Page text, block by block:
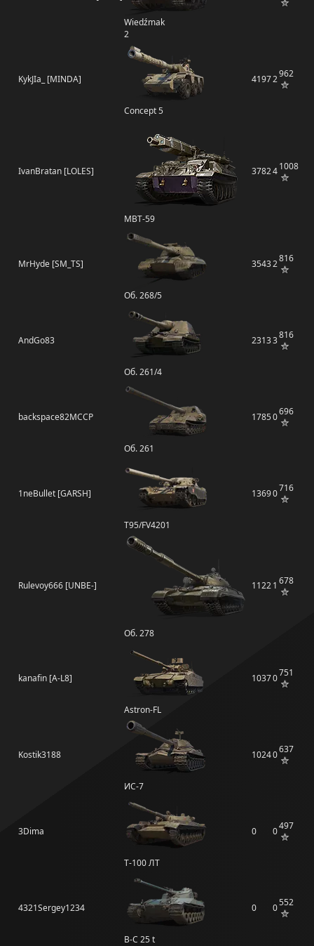
Wiedźmak
2
KykJIa_ [MINDA]
Concept 5
41972962
IvanBratan [LOLES]
MBT-59
378241008
MrHyde [SM_TS]
Об. 268/5
35432816
AndGo83
Об. 261/4
23133816
backspace82MCCP
Об. 261
17850696
1neBullet [GARSH]
T95/FV4201
13690716
Rulevoy666 [UNBE-]
Об. 278
11221 678
kanafin [A-L8]
Astron-FL
10370751
Kostik3188
ИС-7
10240637
3Dima
Т-100 ЛТ
0 0497
4321Sergey1234
B-C 25 t
0 0552